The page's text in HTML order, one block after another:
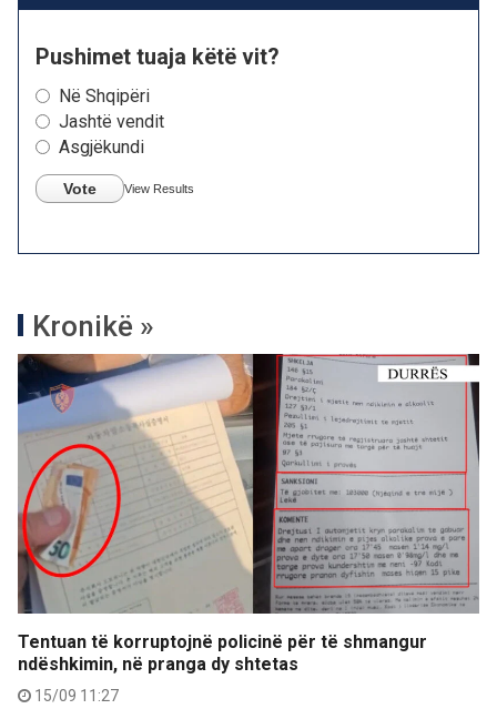
Pushimet tuaja këtë vit?
Në Shqipëri
Jashtë vendit
Asgjëkundi
Vote View Results
Kronikë »
Tentuan të korruptojnë policinë për të shmangur
ndëshkimin, në pranga dy shtetas
15/09 11:27